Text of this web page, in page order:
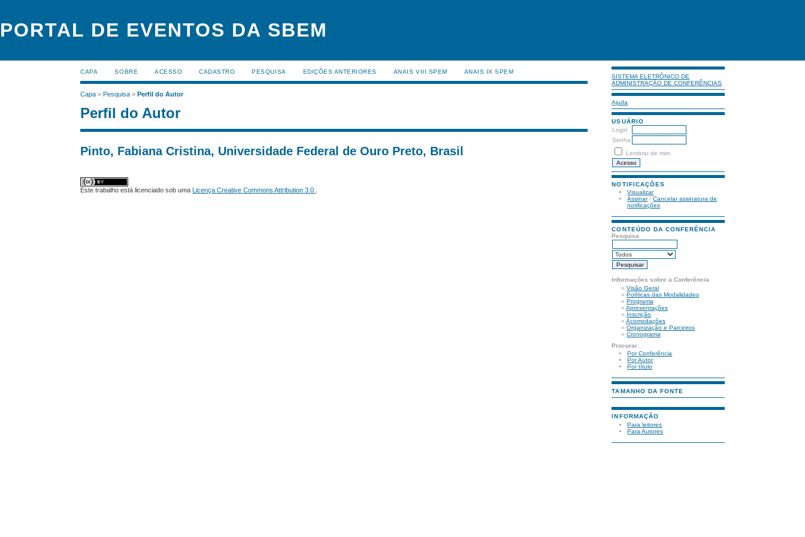
PORTAL DE EVENTOS DA SBEM
SISTEMA ELETRÔNICO DE
ADMINISTRAÇÃO DE CONFERÊNCIAS
Ajuda
USUÁRIO
Login
Senha
Lembrar de mim
NOTIFICAÇÕES
Visualizar
Assinar/Cancelar assinatura de
notificações
CONTEÚDO DA CONFERÊNCIA
Pesquisa
Informações sobre a Conferência
»Visão Geral
»Políticas das Modalidades
»Programa
»Apresentações
» Inscrição
»Acomodações
»Organização e Parceiros
»Cronograma
Procurar
Por Conferência
Por Autor
Por título
TAMANHO DA FONTE
INFORMAÇÃO
Para leitores
Para Autores
CAPA SOBRE ACESSO CADASTRO PESQUISA EDIÇÕES ANTERIORES ANAIS VIII SPEM ANAIS IX SPEM
Capa >Pesquisa >Perfil do Autor
Perfil do Autor
Pinto, Fabiana Cristina, Universidade Federal de Ouro Preto, Brasil
Este trabalho está licenciado sob uma Licença Creative Commons Attribution 3.0